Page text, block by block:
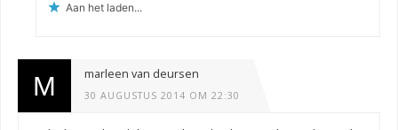
Aan het laden...
marleen van deursen
30 AUGUSTUS 2014 OM 22:30